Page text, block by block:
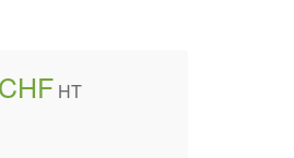
HT